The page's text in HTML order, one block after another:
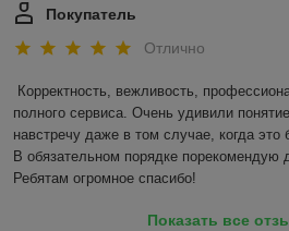
Покупатель
Отлично
Корректность, вежливость,
полного сервиса. Очень удивили
навстречу даже в том случае, когда это
В обязательном порядке порекомендую
Ребятам огромное спасибо!
Показать все